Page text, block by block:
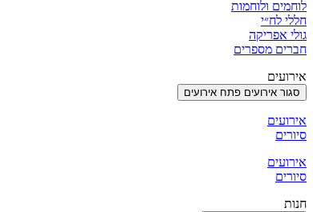
לוחמים ולוחמות
חללי לח״י
גולי אפריקה
חברים מספרים
אירועים
סגור אירועים פתח אירועים
אירועים
סיורים
אירועים
סיורים
חנות